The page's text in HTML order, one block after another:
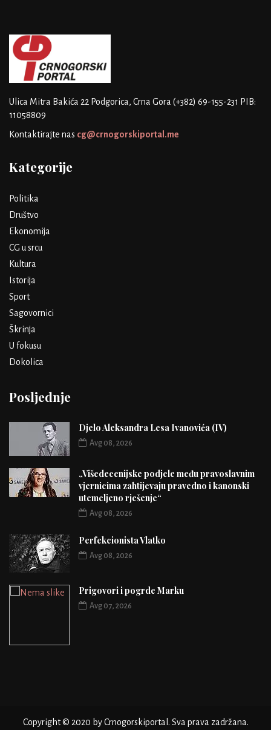
Ulica Mitra Bakića 22 Podgorica, Crna Gora (+382) 69-155-231 PIB:
11058809
Kontaktirajte nas cg@crnogorskiportal.me
Kategorije
Politika
Društvo
Ekonomija
CG u srcu
Kultura
Istorija
Sport
Sagovornici
Škrinja
U fokusu
Dokolica
Posljednje
Djelo Aleksandra Lesa Ivanovića (IV)
Avg 08, 2026
„Višedecenijske podjele među pravoslavnim
vjernicima zahtijevaju pravedno i kanonski
utemeljeno rješenje“
Avg 08, 2026
Perfekcionista Vlatko
Avg 08, 2026
Prigovori i pogrde Marku
Avg 07, 2026
Copyright © 2020 by Crnogorskiportal. Sva prava zadržana.